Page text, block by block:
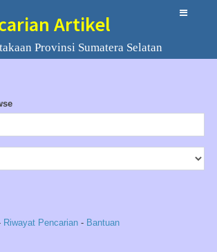
Artikel
Provinsi Sumatera Selatan
Riwayat Pencarian - Bantuan